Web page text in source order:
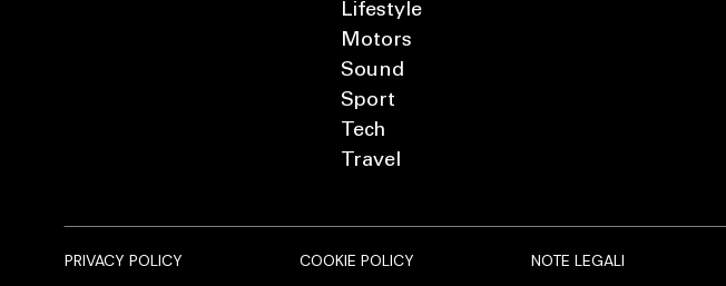
Lifestyle
Motors
Sound
Sport
Tech
Travel
PRIVACY POLICY COOKIE POLICY NOTE LEGALI